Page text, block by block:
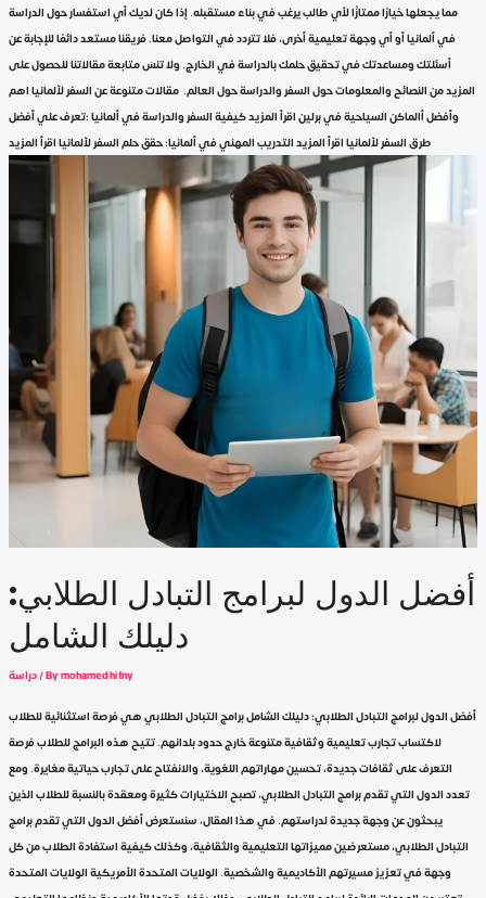
مما يجعلها خيارًا ممتازًا لأي طالب يرغب في بناء مستقبله. إذا كان لديك أي استفسار حول الدراسة
في ألمانيا أو أي وجهة تعليمية أخرى، فلا تتردد في التواصل معنا. فريقنا مستعد دائمًا للإجابة عن
أسئلتك ومساعدتك في تحقيق حلمك بالدراسة في الخارج. ولا تنسَ متابعة مقالاتنا للحصول على
المزيد من النصائح والمعلومات حول السفر والدراسة حول العالم. مقالات متنوعة عن السفر لألمانيا اهم
وأفضل أالماكن السياحية في برلين اقرأ المزيد كيفية السفر والدراسة في ألمانيا :تعرف علي أفضل
طرق السفر لألمانيا اقرأ المزيد التدريب المهني في ألمانيا: حقق حلم السفر لألمانيا اقرأ المزيد
أفضل الدول لبرامج التبادل الطلابي:
دليلك الشامل
دراسة/ Bymohamed hifny
أفضل الدول لبرامج التبادل الطلابي: دليلك الشامل برامج التبادل الطلابي هي فرصة استثنائية للطلاب
لاكتساب تجارب تعليمية وثقافية متنوعة خارج حدود بلدانهم. تتيح هذه البرامج للطلاب فرصة
التعرف على ثقافات جديدة، تحسين مهاراتهم اللغوية، والانفتاح على تجارب حياتية مغايرة. ومع
تعدد الدول التي تقدم برامج التبادل الطلابي، تصبح الاختيارات كثيرة ومعقدة بالنسبة للطلاب الذين
يبحثون عن وجهة جديدة لدراستهم. في هذا المقال، سنستعرض أفضل الدول التي تقدم برامج
التبادل الطلابي، مستعرضين مميزاتها التعليمية والثقافية، وكذلك كيفية استفادة الطلاب من كل
وجهة في تعزيز مسيرتهم الأكاديمية والشخصية. الولايات المتحدة الأمريكية الولايات المتحدة